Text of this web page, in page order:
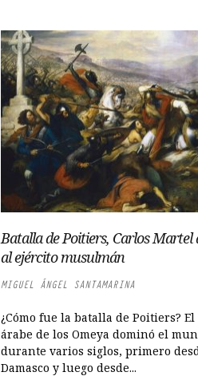
Batalla de Poitiers, Carlos
al ejército musulmán
MIGUEL ÁNGEL SANTAMARINA
¿Cómo fue la batalla de Poitiers?
árabe de los Omeya dominó el
durante varios siglos, primero
Damasco y luego desde...